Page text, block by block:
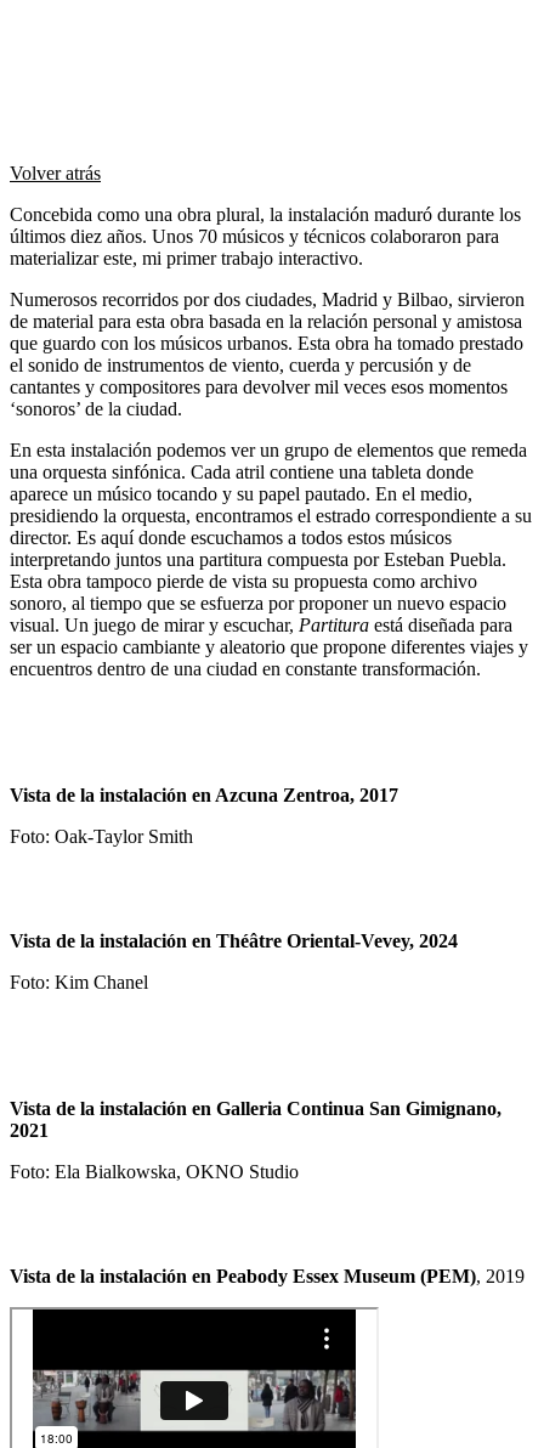
Volver atrás
Concebida como una obra plural, la instalación maduró durante los
últimos diez años. Unos 70 músicos y técnicos colaboraron para
materializar este, mi primer trabajo interactivo.
Numerosos recorridos por dos ciudades, Madrid y Bilbao, sirvieron
de material para esta obra basada en la relación personal y amistosa
que guardo con los músicos urbanos. Esta obra ha tomado prestado
el sonido de instrumentos de viento, cuerda y percusión y de
cantantes y compositores para devolver mil veces esos momentos
‘sonoros’ de la ciudad.
En esta instalación podemos ver un grupo de elementos que remeda
una orquesta sinfónica. Cada atril contiene una tableta donde
aparece un músico tocando y su papel pautado. En el medio,
presidiendo la orquesta, encontramos el estrado correspondiente a su
director. Es aquí donde escuchamos a todos estos músicos
interpretando juntos una partitura compuesta por Esteban Puebla.
Esta obra tampoco pierde de vista su propuesta como archivo
sonoro, al tiempo que se esfuerza por proponer un nuevo espacio
visual. Un juego de mirar y escuchar, Partitura está diseñada para
ser un espacio cambiante y aleatorio que propone diferentes viajes y
encuentros dentro de una ciudad en constante transformación.
Vista de la instalación en Azcuna Zentroa, 2017
Foto: Oak-Taylor Smith
Vista de la instalación en Théâtre Oriental-Vevey, 2024
Foto: Kim Chanel
Vista de la instalación en Galleria Continua San Gimignano,
2021
Foto: Ela Bialkowska, OKNO Studio
Vista de la instalación en Peabody Essex Museum (PEM), 2019